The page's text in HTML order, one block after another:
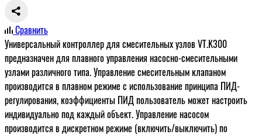
Сравнить
Универсальный контроллер для смесительных узлов VT.K300
предназначен для плавного управления насосно-смесительными
узлами различного типа. Управление смесительным клапаном
производится в плавном режиме с использование принципа ПИД-
регулирования, коэффициенты ПИД пользователь может настроить
индивидуально под каждый объект. Управление насосом
производится в дискретном режиме (включить/выключить) по